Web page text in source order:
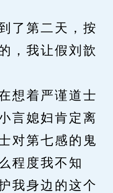
第二天，按
，我让假刘歆
着严谨道士
言媳妇肯定离
对第七感的鬼
程度我不知
我身边的这个